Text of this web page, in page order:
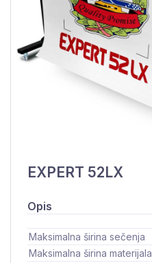
EXPERT 52LX
Opis
Maksimalna širina sečenja
Maksimalna širina materijala